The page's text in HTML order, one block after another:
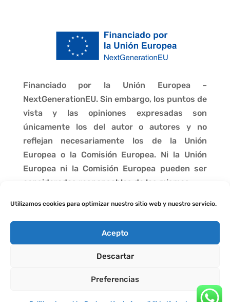
Utilizamos cookies para optimizar nuestro sitio web y nuestro servicio.
Acepto
Descartar
Preferencias
Financiado por la Unión Europea –
NextGenerationEU. Sin embargo, los puntos de
vista y las opiniones expresadas son
únicamente los del autor o autores y no
reflejan necesariamente los de la Unión
Europea o la Comisión Europea. Ni la Unión
Europea ni la Comisión Europea pueden ser
consideradas responsables de las mismas.